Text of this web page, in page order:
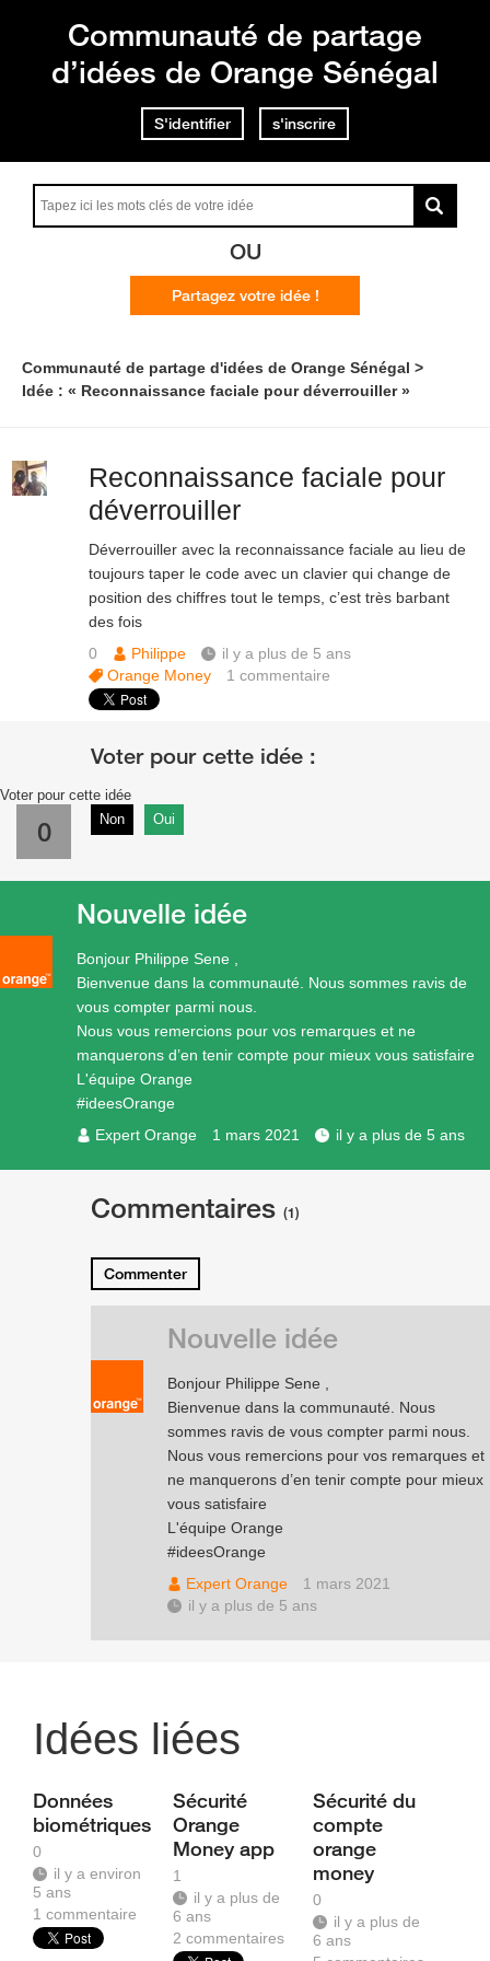
Communauté de partage
d’idées de Orange Sénégal
S'identifier s'inscrire
OU
Partagez votre idée !
Communauté de partage d'idées de Orange Sénégal
Idée : « Reconnaissance faciale pour déverrouiller »
Reconnaissance faciale pour
déverrouiller
Déverrouiller avec la reconnaissance faciale au lieu de
toujours taper le code avec un clavier qui change de
position des chiffres tout le temps, c’est très barbant
des fois
0
Philippe
il y a plus de 5 ans
Orange Money
1commentaire
Voter pour cette idée
0 Non Oui
Bonjour Philippe Sene ,
Bienvenue dans la communauté. Nous sommes ravis de
vous compter parmi nous.
Nous vous remercions pour vos remarques et ne
manquerons d’en tenir compte pour mieux vous satisfaire
L'équipe Orange
#ideesOrange
Expert Orange
1 mars 2021 il y a plus de 5 ans
Nouvelle idée
Commentaires (1)
Commenter
Bonjour Philippe Sene ,
Bienvenue dans la communauté. Nous
sommes ravis de vous compter parmi nous.
Nous vous remercions pour vos remarques et
ne manquerons d’en tenir compte pour mieux
vous satisfaire
L'équipe Orange
#ideesOrange
Expert Orange
1 mars 2021
il y a plus de 5 ans
Nouvelle idée
Idées liées
Données
biométriques
0
il y a environ
5 ans
1 commentaire
Sécurité
Orange
Money app
1
il y a plus de
6 ans
2commentaires
Sécurité du
compte
orange
money
0
il y a plus de
6 ans